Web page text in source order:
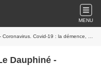
MENU
19 : la démence, autre conséquence de la maladie ?
Dauphiné -